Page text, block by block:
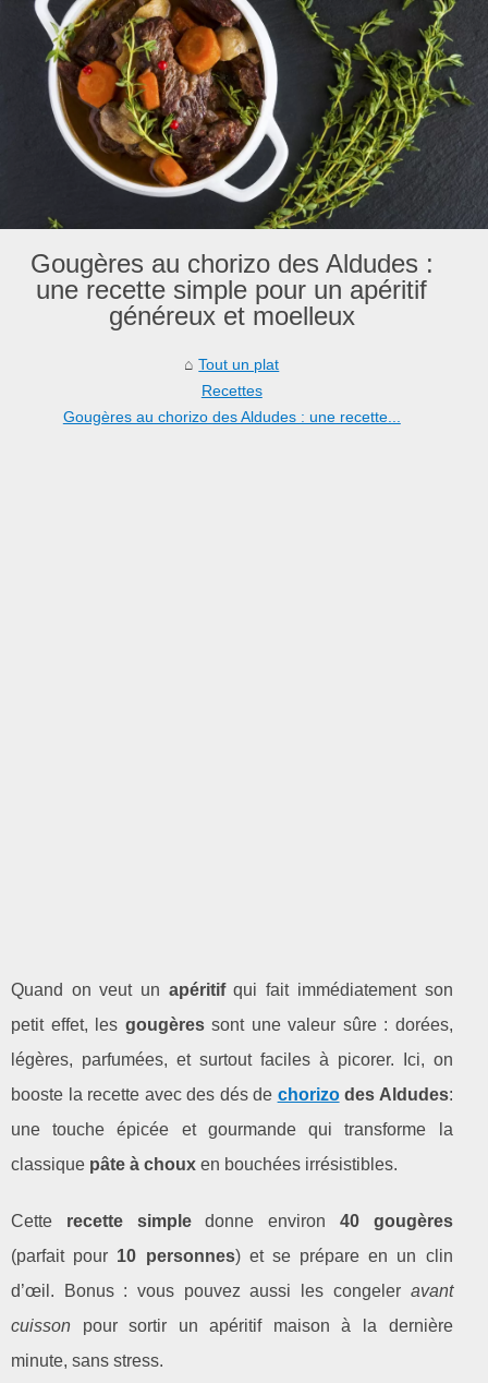
Gougères au chorizo des Aldudes :
une recette simple pour un apéritif
généreux et moelleux
Tout un plat
Recettes
Gougères au chorizo des Aldudes : une recette...
Quand on veut un apéritifqui fait immédiatement son
petit effet, les gougèressont une valeur sûre : dorées,
légères, parfumées, et surtout faciles à picorer. Ici, on
booste la recette avec des dés de chorizodes Aldudes:
une touche épicée et gourmande qui transforme la
classique pâte à choux en bouchées irrésistibles.
Cette recette simpledonne environ 40 gougères
(parfait pour 10 personnes) et se prépare en un clin
d’œil. Bonus : vous pouvez aussi les congeler avant
cuisson pour sortir un apéritif maison à la dernière
minute, sans stress.